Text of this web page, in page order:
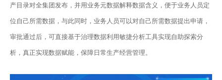
产目录对全集团发布，并用业务元数据解释数据含义，便于业务人员定
位自己所需数据，与此同时，业务人员可以对自己所需数据提出申请，
审批通过后，可直接基于治理数据利用敏捷分析工具实现自助探索分
析，真正实现数据赋能，保障日常生产经营管理。